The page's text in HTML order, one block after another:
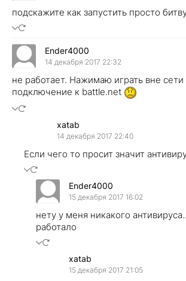
подскажите как запустить просто
Ender4000
14 декабря 2017 22:32
не работает. Нажимаю играть вне сети
подключение к battle.net
xatab
14 декабря 2017 22:40
Если чего то просит значит
Ender4000
15 декабря 2017 16:02
нету у меня никакого
работало
xatab
15 декабря 2017 21:05